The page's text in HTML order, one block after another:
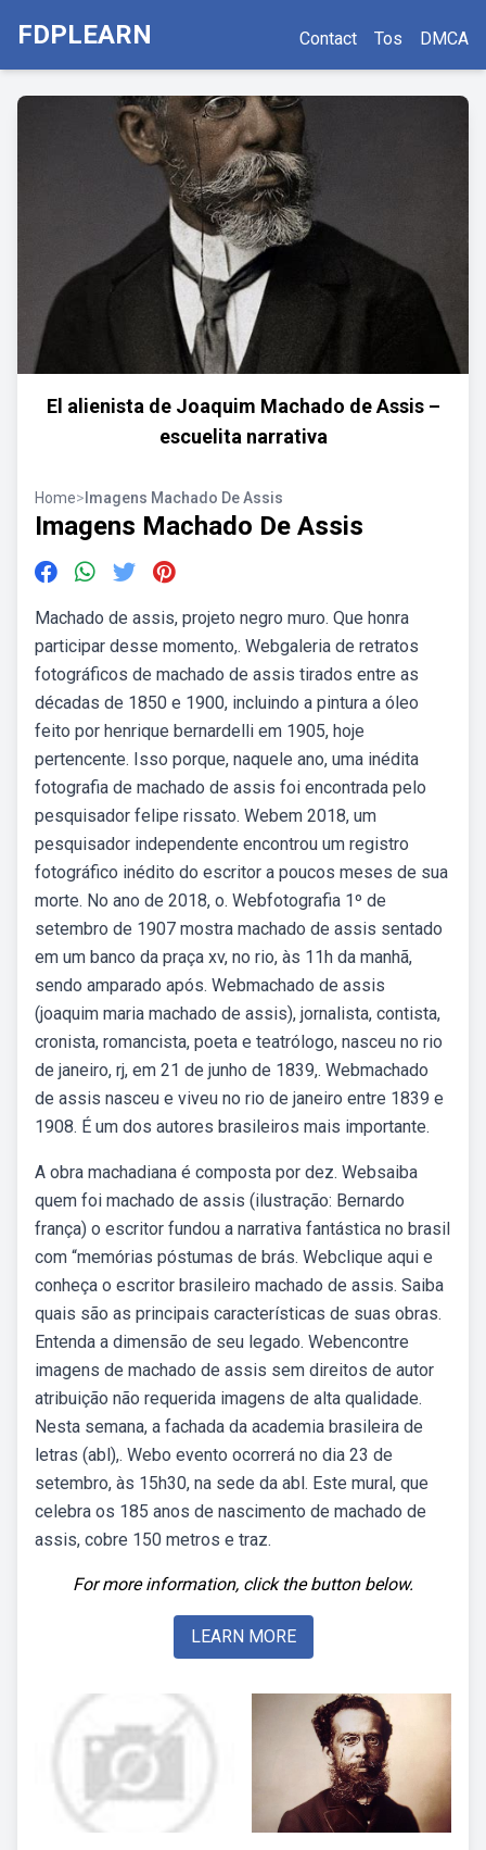
FDPLEARN Contact Tos DMCA
El alienista de Joaquim Machado de Assis –
escuelita narrativa
Home> Imagens Machado De Assis
Imagens Machado De Assis
Machado de assis, projeto negro muro. Que honra
participar desse momento,. Webgaleria de retratos
fotográficos de machado de assis tirados entre as
décadas de 1850 e 1900, incluindo a pintura a óleo
feito por henrique bernardelli em 1905, hoje
pertencente. Isso porque, naquele ano, uma inédita
fotografia de machado de assis foi encontrada pelo
pesquisador felipe rissato. Webem 2018, um
pesquisador independente encontrou um registro
fotográfico inédito do escritor a poucos meses de sua
morte. No ano de 2018, o. Webfotografia 1º de
setembro de 1907 mostra machado de assis sentado
em um banco da praça xv, no rio, às 11h da manhã,
sendo amparado após. Webmachado de assis
(joaquim maria machado de assis), jornalista, contista,
cronista, romancista, poeta e teatrólogo, nasceu no rio
de janeiro, rj, em 21 de junho de 1839,. Webmachado
de assis nasceu e viveu no rio de janeiro entre 1839 e
1908. É um dos autores brasileiros mais importante.
A obra machadiana é composta por dez. Websaiba
quem foi machado de assis (ilustração: Bernardo
frança) o escritor fundou a narrativa fantástica no brasil
com “memórias póstumas de brás. Webclique aqui e
conheça o escritor brasileiro machado de assis. Saiba
quais são as principais características de suas obras.
Entenda a dimensão de seu legado. Webencontre
imagens de machado de assis sem direitos de autor
atribuição não requerida imagens de alta qualidade.
Nesta semana, a fachada da academia brasileira de
letras (abl),. Webo evento ocorrerá no dia 23 de
setembro, às 15h30, na sede da abl. Este mural, que
celebra os 185 anos de nascimento de machado de
assis, cobre 150 metros e traz.
For more information, click the button below.
LEARN MORE